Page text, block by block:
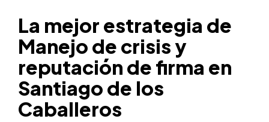
La mejor estrategia de
Manejo de crisis y
reputación de firma en
Santiago de los
Caballeros